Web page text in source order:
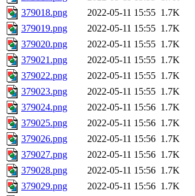
379018.png
2022-05-11 15:55 1.7K
379019.png
2022-05-11 15:55 1.7K
379020.png
2022-05-11 15:55 1.7K
379021.png
2022-05-11 15:55 1.7K
379022.png
2022-05-11 15:55 1.7K
379023.png
2022-05-11 15:55 1.7K
379024.png
2022-05-11 15:56 1.7K
379025.png
2022-05-11 15:56 1.7K
379026.png
2022-05-11 15:56 1.7K
379027.png
2022-05-11 15:56 1.7K
379028.png
2022-05-11 15:56 1.7K
379029.png
2022-05-11 15:56 1.7K